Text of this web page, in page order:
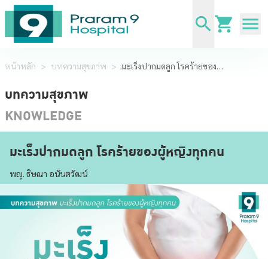
หน้าหลัก > บทความสุขภาพ > มะเร็งปากมดลูก โรคร้ายของผู้หญิงทุกคน
บทความสุขภาพ
KNOWLEDGE
มะเร็งปากมดลูก โรคร้ายของผู้หญิงทุกคน
พญ. ธิษณา อนันตวัฒน์